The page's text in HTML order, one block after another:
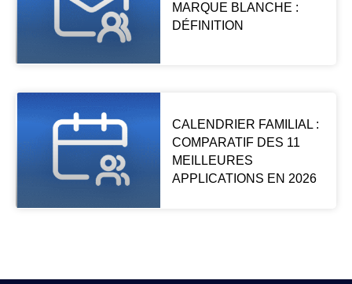
MARQUE BLANCHE :
DÉFINITION
CALENDRIER FAMILIAL :
COMPARATIF DES 11
MEILLEURES
APPLICATIONS EN 2026